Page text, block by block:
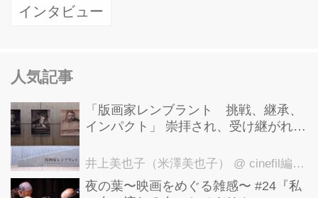
インタビュー
人気記事
「版画家レンブラント 挑戦、継承、
インパクト」 崇拝され、受け継がれ、
洋美術館にて9月23日まで開催中！
井上美也子（米澤美也子） @ cinefil編集部
夜の葉〜映画をめぐる雑感〜 #24『私